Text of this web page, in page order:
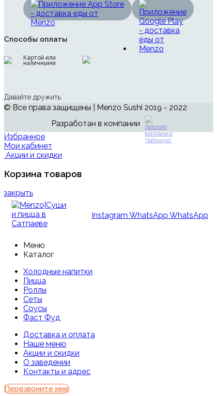
Способы оплаты
Картой или
наличными
Давайте дружить:
© Все права защищены | Menzo Sushi 2019 - 2022
Разработан в компании
Избранное
Мои кабинет
Акции и скидки
Корзина товаров
закрыть
Instagram WhatsApp WhatsApp
Меню
Каталог
Холодные напитки
Пицца
Роллы
Сеты
Соусы
Фаст Фуд
Доставка и оплата
Наше меню
Акции и скидки
О заведении
Контакты и адрес
Перезвоните мне